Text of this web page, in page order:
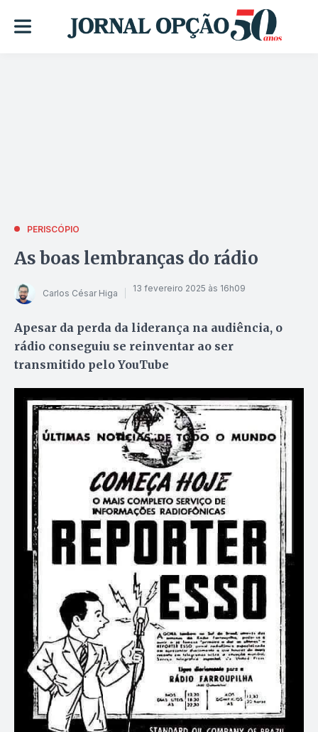
PERISCÓPIO
As boas lembranças do rádio
Carlos César Higa 13 fevereiro 2025 às 16h09
Apesar da perda da liderança na audiência, o
rádio conseguiu se reinventar ao ser
transmitido pelo YouTube